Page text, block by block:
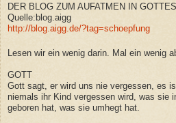
DER BLOG ZUM AUFATMEN IN
Quelle:blog.aigg
http://blog.aigg.de/?tag=schoepfung
Lesen wir ein wenig darin. Mal ein wenig
GOTT
Gott sagt, er wird uns nie vergessen, es
niemals ihr Kind vergessen wird, was sie
geboren hat, was sie umhegt hat.